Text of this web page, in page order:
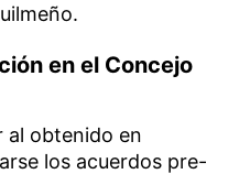
en el Concejo
al obtenido en
los acuerdos pre-